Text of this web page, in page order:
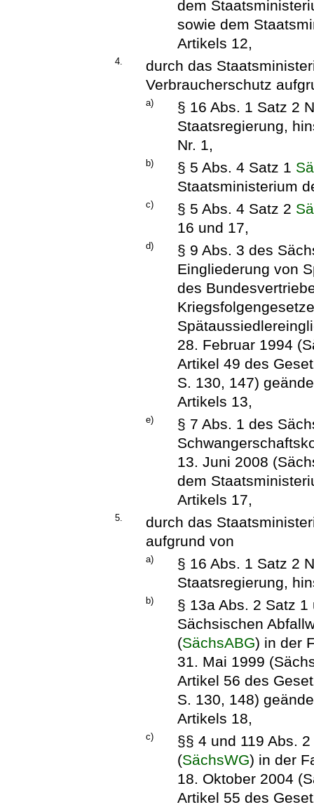
dem
sowie dem
Artikels 12,
4.
durch das
Verbraucherschutz
a)
§ 16 Abs. 1 Satz 2
Staatsregierung,
Nr. 1,
b) § 5 Abs. 4 Satz 1
Staatsministerium
c) § 5 Abs. 4 Satz 2
16 und 17,
d)
§ 9 Abs. 3 des
Eingliederung von
des
28. Februar 1994
Artikel 49 des
S. 130, 147)
Artikels 13,
e)
§ 7 Abs. 1 des
13. Juni 2008
dem
Artikels 17,
5.
durch das
aufgrund von
a)
§ 16 Abs. 1 Satz 2
Staatsregierung,
b)
§ 13a Abs. 2 Satz
Sächsischen
(SächsABG) in der
31. Mai 1999
Artikel 56 des
S. 130, 148)
Artikels 18,
c)
§§ 4 und 119 Abs.
(SächsWG) in der
18. Oktober 2004
Artikel 55 des